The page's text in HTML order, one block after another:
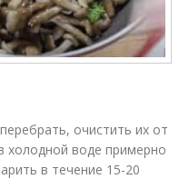
очистить их от
холодной воде примерно
в течение 15-20